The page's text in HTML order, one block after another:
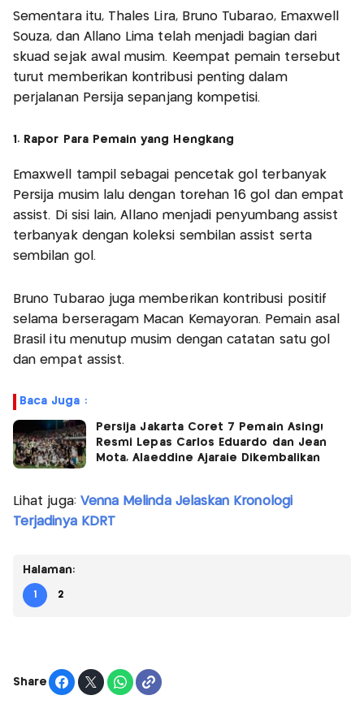
Sementara itu, Thales Lira, Bruno Tubarao, Emaxwell
Souza, dan Allano Lima telah menjadi bagian dari
skuad sejak awal musim. Keempat pemain tersebut
turut memberikan kontribusi penting dalam
perjalanan Persija sepanjang kompetisi.
1. Rapor Para Pemain yang Hengkang
Emaxwell tampil sebagai pencetak gol terbanyak
Persija musim lalu dengan torehan 16 gol dan empat
assist. Di sisi lain, Allano menjadi penyumbang assist
terbanyak dengan koleksi sembilan assist serta
sembilan gol.
Bruno Tubarao juga memberikan kontribusi positif
selama berseragam Macan Kemayoran. Pemain asal
Brasil itu menutup musim dengan catatan satu gol
dan empat assist.
Baca Juga :
Persija Jakarta Coret 7 Pemain Asing!
Resmi Lepas Carlos Eduardo dan Jean
Mota, Alaeddine Ajaraie Dikembalikan
Lihat juga: Venna Melinda Jelaskan Kronologi
Terjadinya KDRT
Halaman:
1 2
Share